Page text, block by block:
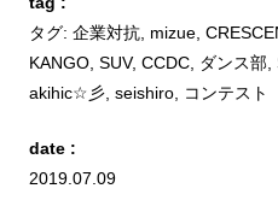
タグ: 企業対抗, mizue,
KANGO, SUV, CCDC, ダンス部,
akihic☆彡, seishiro, コンテスト
date :
2019.07.09